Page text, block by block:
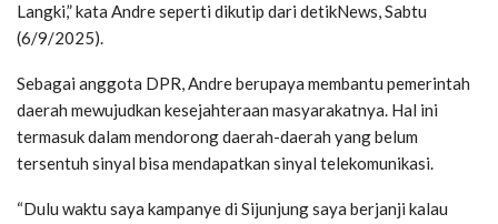
Langki,” kata Andre seperti dikutip dari detikNews, Sabtu
(6/9/2025).
Sebagai anggota DPR, Andre berupaya membantu pemerintah
daerah mewujudkan kesejahteraan masyarakatnya. Hal ini
termasuk dalam mendorong daerah-daerah yang belum
tersentuh sinyal bisa mendapatkan sinyal telekomunikasi.
“Dulu waktu saya kampanye di Sijunjung saya berjanji kalau